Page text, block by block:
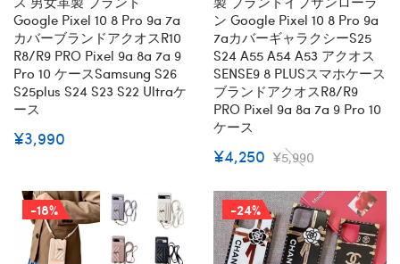
Google Pixel 10 8 Pro 9a 7a
カバーブランドアクオスR10
R8/R9 PRO Pixel 9a 8a 7a 9
Pro 10 ケースsamsung S26
S25plus S24 S23 S22 Ultraケ
ース
¥3,990
ン Google Pixel 10 8 Pro 9a
7aカバーギャラクシーs25
S24 A55 A54 A53 アクオス
SENSE9 8 PLUSスマホケース
ブランドアクオスR8/R9
PRO Pixel 9a 8a 7a 9 Pro 10
ケース
¥4,250 ¥5,990
-18% -24%